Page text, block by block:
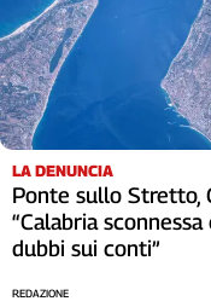
LA DENUNCIA
Ponte sullo Stretto,
“Calabria sconnessa
dubbi sui conti”
REDAZIONE